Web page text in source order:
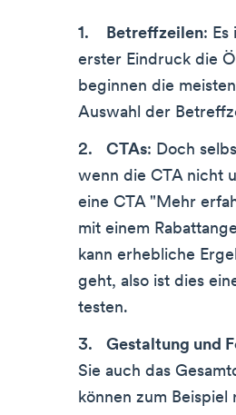
Betreffzeilen: Es
erster Eindruck die
beginnen die
Auswahl der
CTAs: Doch
wenn die CTA nicht
eine CTA "Mehr
mit einem
kann erhebliche
geht, also ist dies
testen.
Gestaltung und
Sie auch das
können zum Beispiel